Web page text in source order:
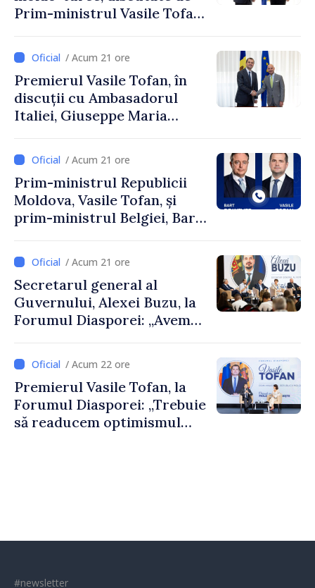
Prim-ministrul Vasile Tofan
Uygar Mustafa Sertel
/ Acum 21 ore
Premierul Vasile Tofan, în
discuții cu Ambasadorul
Italiei, Giuseppe Maria
/ Acum 21 ore
Prim-ministrul Republicii
Moldova, Vasile Tofan, și
prim-ministrul Belgiei, Bart
despre parcursul european
al Republicii Moldova.
/ Acum 21 ore
Secretarul general al
Guvernului, Alexei Buzu, la
Forumul Diasporei: „Avem
dumneavoastră pentru a
construi comunități mai
puternice”
/ Acum 22 ore
Premierul Vasile Tofan, la
Forumul Diasporei: „Trebuie
să readucem optimismul
#newsletter